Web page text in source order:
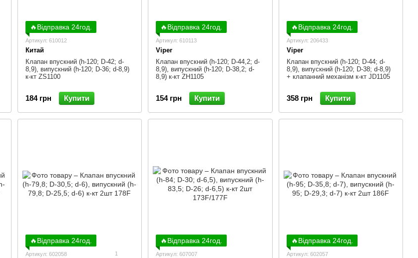
🔥Відправка 24год.
Артикул: 610012
Китай
Клапан впускний (h-120; D-42; d-
8,9), випускний (h-120; D-36; d-8,9)
к-кт ZS1100
184 грн Купити
🔥Відправка 24год.
Артикул: 610113
Viper
Клапан впускний (h-120; D-44,2; d-
8,9), випускний (h-120; D-38,2; d-
8,9) к-кт ZH1105
154 грн Купити
🔥Відправка 24год.
Артикул: 206433
Viper
Клапан впускний (h-120; D-44; d-
8,9), випускний (h-120; D-38; d-8,9)
+ клапанний механізм к-кт JD1105
358 грн Купити
🔥Відправка 24год.
Артикул: 602058 1
🔥Відправка 24год.
Артикул: 607007
🔥Відправка 24год.
Артикул: 602057